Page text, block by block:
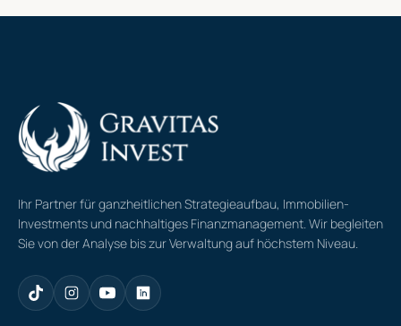
Ihr Partner für ganzheitlichen Strategieaufbau, Immobilien-
Investments und nachhaltiges Finanzmanagement. Wir begleiten
Sie von der Analyse bis zur Verwaltung auf höchstem Niveau.